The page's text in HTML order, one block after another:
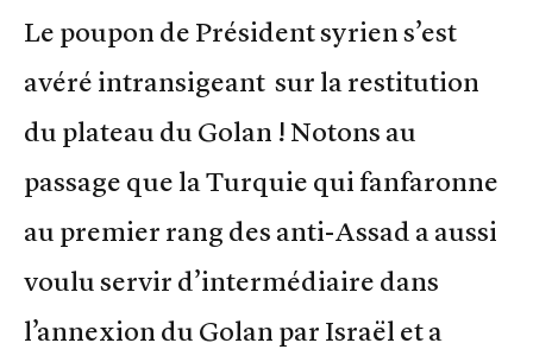
Le poupon de Président syrien s’est
avéré intransigeant sur la restitution
du plateau du Golan ! Notons au
passage que la Turquie qui fanfaronne
au premier rang des anti-Assad a aussi
voulu servir d’intermédiaire dans
l’annexion du Golan par Israël et a